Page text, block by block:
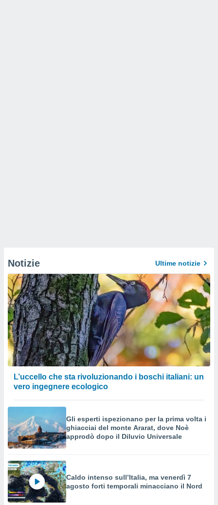
Notizie Ultime notizie
L’uccello che sta rivoluzionando i boschi italiani: un
vero ingegnere ecologico
Gli esperti ispezionano per la prima volta i
ghiacciai del monte Ararat, dove Noè
approdò dopo il Diluvio Universale
Caldo intenso sull’Italia, ma venerdì 7
agosto forti temporali minacciano il Nord